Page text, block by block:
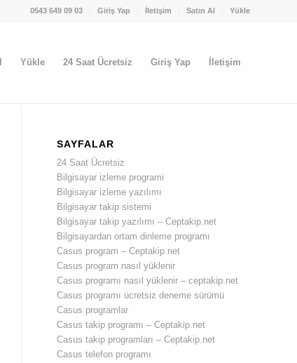
0543 649 09 03 Giriş Yap İletişim Satın Al Yükle
Yükle 24 Saat Ücretsiz Giriş Yap İletişim
SAYFALAR
24 Saat Ücretsiz
Bilgisayar izleme programi
Bilgisayar izleme yazılımı
Bilgisayar takip sistemi
Bilgisayar takip yazılımı – Ceptakip.net
Bilgisayardan ortam dinleme programı
Casus program – Ceptakip.net
Casus program nasıl yüklenir
Casus programı nasıl yüklenir – ceptakip.net
Casus programı ücretsiz deneme sürümü
Casus programlar
Casus takip programı – Ceptakip.net
Casus takip programları – Ceptakip.net
Casus telefon programı